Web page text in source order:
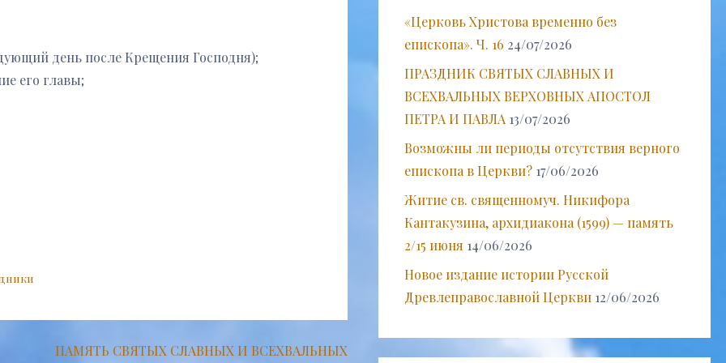
день после Крещения Господня);
его главы;
ПАМЯТЬ СВЯТЫХ СЛАВНЫХ И ВСЕХВАЛЬНЫХ
«Церковь Христова временно без
епископа». Ч. 16 24/07/2026
ПРАЗДНИК СВЯТЫХ СЛАВНЫХ И
ВСЕХВАЛЬНЫХ ВЕРХОВНЫХ АПОСТОЛ
ПЕТРА И ПАВЛА 13/07/2026
Возможны ли периоды отсутствия верного
епископа в Церкви? 17/06/2026
Житие св. священномуч. Никифора
Кантакузина, архидиакона (1599) — память
2/15 июня 14/06/2026
Новое издание истории Русской
Древлеправославной Церкви 12/06/2026